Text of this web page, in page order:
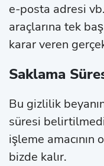
e-posta adresi
araçlarına tek
karar veren
Saklama
Bu gizlilik
süresi
işleme amacının
bizde kalır.